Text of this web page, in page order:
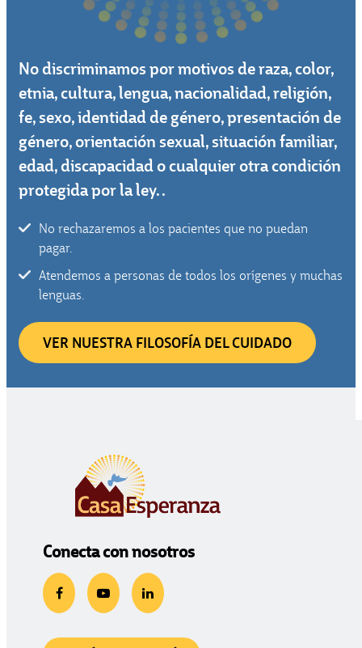
No discriminamos por motivos de raza, color,
etnia, cultura, lengua, nacionalidad, religión,
fe, sexo, identidad de género, presentación de
género, orientación sexual, situación familiar,
edad, discapacidad o cualquier otra condición
protegida por la ley. .
No rechazaremos a los pacientes que no puedan
pagar.
Atendemos a personas de todos los orígenes y muchas
lenguas.
VER NUESTRA FILOSOFÍA DEL CUIDADO
Conecta con nosotros